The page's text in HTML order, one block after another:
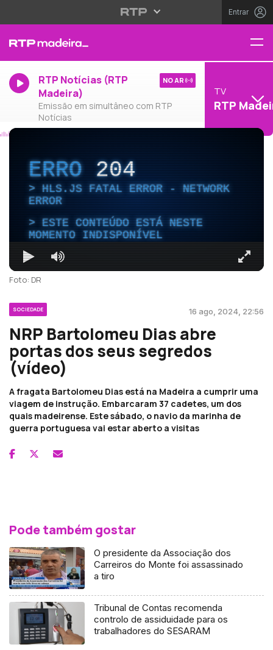
Entrar
RTP Notícias (RTP
Madeira)
Emissão em simultâneo com RTP
Notícias
NO AR
TV
RTP
ERRO204
HLS.JS FATAL ERROR - NETWORK
ERROR
ESTE CONTEÚDO ESTÁ NESTE
MOMENTO INDISPONÍVEL
Foto: DR
SOCIEDADE 16 ago, 2024, 22:56
NRP Bartolomeu Dias abre
portas dos seus segredos
(vídeo)
A fragata Bartolomeu Dias está na Madeira a cumprir uma
viagem de instrução. Embarcaram 37 cadetes, um dos
quais madeirense. Este sábado, o navio da marinha de
guerra portuguesa vai estar aberto a visitas
Pode também gostar
O presidente da Associação dos
Carreiros do Monte foi assassinado
a tiro
Tribunal de Contas recomenda
controlo de assiduidade para os
trabalhadores do SESARAM